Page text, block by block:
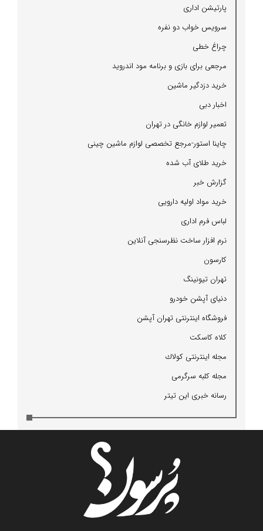
پارتیشن اداری
سرویس خواب دو نفره
چراغ خطی
مرجعی برای بازی و برنامه مود اندروید
خرید دزدگیر ماشین
اخبار دبی
تعمیر لوازم خانگی در تهران
چاینا استور-مرجع تخصصی لوازم ماشین چینی
خرید طلای آب شده
گزارش خبر
خرید مواد اولیه دارویی
لباس فرم اداری
نرم افزار ساخت نظرسنجی آنلاین
كارسون
تهران تیونینگ
دنیای آپشن خودرو
فروشگاه اینترنتی تهران آپشن
كلاه كاسكت
مجله اینترنتی كولاك
مجله كلبه سرگرمی
رسانه خبری این تیتر